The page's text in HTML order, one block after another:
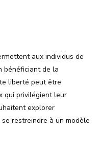
aux individus de
bénéficiant de la
liberté peut être
qui privilégient leur
explorer
restreindre à un modèle